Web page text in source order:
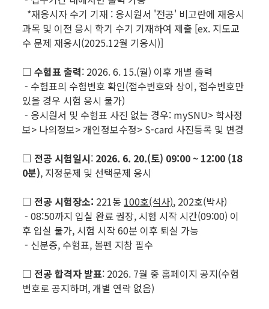
*재응시자 수기 기재 : 응시원서 '전공' 비고란에 재응시
과목 및 이전 응시 학기 수기 기재하여 제출 [ex. 지도교
수 문제 재응시(2025.12월 기응시)]
□ 수험표 출력: 2026. 6. 15.(월) 이후 개별 출력
- 수험표의 수험번호 확인(접수번호와 상이, 접수번호만
있을 경우 시험 응시 불가)
- 응시원서 및 수험표 사진 없는 경우: mySNU> 학사정
보> 나의정보> 개인정보수정> S-card 사진등록 및 변경
□ 전공 시험일시: 2026. 6. 20.(토) 09:00 ~ 12:00 (18
0분), 지정문제 및 선택문제 응시
□ 전공 시험장소: 221동 100호(석사), 202호(박사)
- 08:50까지 입실 완료 권장, 시험 시작 시간(09:00) 이
후 입실 불가, 시험 시작 60분 이후 퇴실 가능
- 신분증, 수험표, 볼펜 지참 필수
□ 전공 합격자 발표: 2026. 7월 중 홈페이지 공지(수험
번호로 공지하며, 개별 연락 없음)